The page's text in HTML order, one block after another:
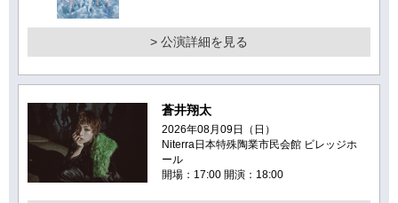
> 公演詳細を見る
蒼井翔太
2026年08月09日（日）
Niterra日本特殊陶業市民会館 ビレッジホ
ール
開場：17:00 開演：18:00